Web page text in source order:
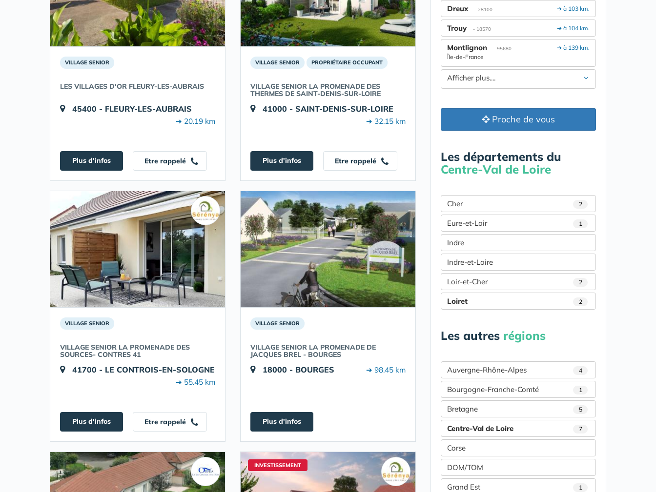
VILLAGE SENIOR
LES VILLAGES D'OR FLEURY-LES-AUBRAIS
45400 - FLEURY-LES-AUBRAIS
➔ 20.19 km
Plus d'infos Etre rappelé
VILLAGE SENIOR PROPRIÉTAIRE OCCUPANT
VILLAGE SENIOR LA PROMENADE DES
THERMES DE SAINT-DENIS-SUR-LOIRE
41000 - SAINT-DENIS-SUR-LOIRE
➔ 32.15 km
Plus d'infos Etre rappelé
VILLAGE SENIOR
VILLAGE SENIOR LA PROMENADE DES
SOURCES- CONTRES 41
41700 - LE CONTROIS-EN-SOLOGNE
➔ 55.45 km
Plus d'infos Etre rappelé
VILLAGE SENIOR
VILLAGE SENIOR LA PROMENADE DE
JACQUES BREL - BOURGES
18000 - BOURGES ➔ 98.45 km
Plus d'infos
INVESTISSEMENT
➔ à 103 km.
Dreux - 28100
➔ à 104 km.
Trouy - 18570
➔ à 139 km.
Montlignon - 95680
Île-de-France
Afficher plus....
Proche de vous
Les départements du
Centre-Val de Loire
Cher 2
Eure-et-Loir 1
Indre
Indre-et-Loire
Loir-et-Cher 2
Loiret 2
Les autres régions
Auvergne-Rhône-Alpes 4
Bourgogne-Franche-Comté 1
Bretagne 5
Centre-Val de Loire 7
Corse
DOM/TOM
Grand Est 1